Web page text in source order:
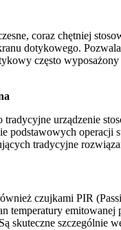
coraz chętniej
dotykowego.
często
tradycyjne urządzenie
podstawowych operacji
tradycyjne
czujkami PIR
temperatury emitowanej
skuteczne szczególnie